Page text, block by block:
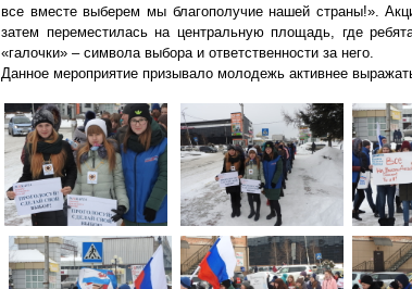
все вместе выберем мы благополучие нашей страны!».
затем переместилась на центральную площадь, где
«галочки» – символа выбора и ответственности за него.
Данное мероприятие призывало молодежь активнее